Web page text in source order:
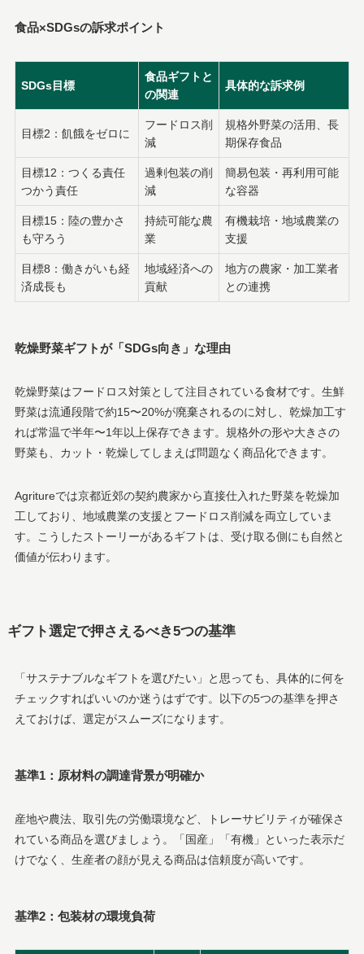
食品×SDGsの訴求ポイント
SDGs目標
食品ギフトと
の関連
具体的な訴求例
目標2：飢餓をゼロに
フードロス削
減
規格外野菜の活用、長
期保存食品
目標12：つくる責任
つかう責任
過剰包装の削
減
簡易包装・再利用可能
な容器
目標15：陸の豊かさ
も守ろう
持続可能な農
業
有機栽培・地域農業の
支援
目標8：働きがいも経
済成長も
地域経済への
貢献
地方の農家・加工業者
との連携
乾燥野菜ギフトが「SDGs向き」な理由
乾燥野菜はフードロス対策として注目されている食材です。生鮮
野菜は流通段階で約15〜20%が廃棄されるのに対し、乾燥加工す
れば常温で半年〜1年以上保存できます。規格外の形や大きさの
野菜も、カット・乾燥してしまえば問題なく商品化できます。
Agritureでは京都近郊の契約農家から直接仕入れた野菜を乾燥加
工しており、地域農業の支援とフードロス削減を両立していま
す。こうしたストーリーがあるギフトは、受け取る側にも自然と
価値が伝わります。
ギフト選定で押さえるべき5つの基準
「サステナブルなギフトを選びたい」と思っても、具体的に何を
チェックすればいいのか迷うはずです。以下の5つの基準を押さ
えておけば、選定がスムーズになります。
基準1：原材料の調達背景が明確か
産地や農法、取引先の労働環境など、トレーサビリティが確保さ
れている商品を選びましょう。「国産」「有機」といった表示だ
けでなく、生産者の顔が見える商品は信頼度が高いです。
基準2：包装材の環境負荷